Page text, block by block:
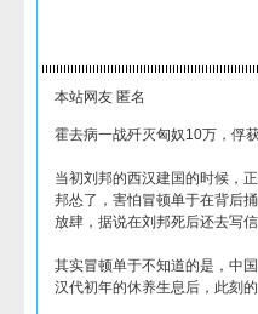
本站网友 匿名
霍去病一战歼灭匈奴10万，俘
当初刘邦的西汉建国的时候，
邦怂了，害怕冒顿单于在背后
放肆，据说在刘邦死后还去写
其实冒顿单于不知道的是，中
汉代初年的休养生息后，此刻